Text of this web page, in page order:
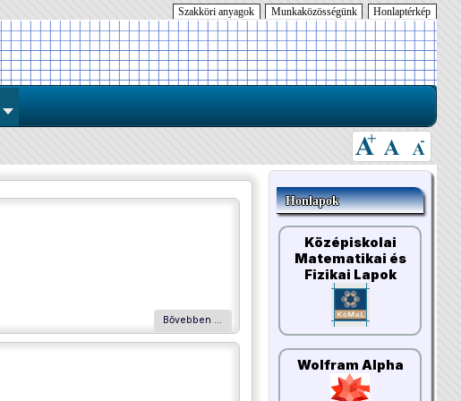
Honlaptérkép
Munkaközösségünk
Szakköri anyagok
Bővebben …
Honlapok
Középiskolai
Matematikai és
Fizikai Lapok
Wolfram Alpha